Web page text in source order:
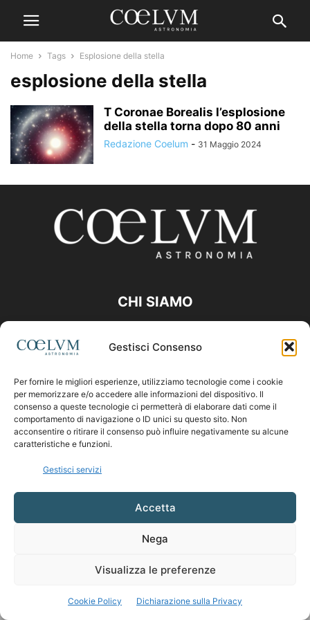
Gestisci Consenso
Per fornire le migliori esperienze, utilizziamo tecnologie come i cookie
per memorizzare e/o accedere alle informazioni del dispositivo. Il
consenso a queste tecnologie ci permetterà di elaborare dati come il
comportamento di navigazione o ID unici su questo sito. Non
acconsentire o ritirare il consenso può influire negativamente su alcune
caratteristiche e funzioni.
Gestisci servizi
Accetta
Nega
Visualizza le preferenze
Cookie Policy Dichiarazione sulla Privacy
Home Tags Esplosione della stella
esplosione della stella
T Coronae Borealis l’esplosione
della stella torna dopo 80 anni
Redazione Coelum - 31 Maggio 2024
CHI SIAMO
Contattaci:coelumastro@coelum.com
SEGUICI